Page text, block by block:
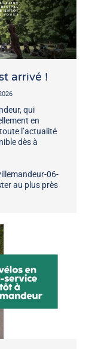
arrivé !
qui
en
l’actualité
dès à
06-
au plus près